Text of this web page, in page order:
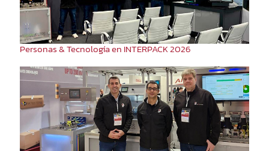
Personas & Tecnología en INTERPACK 2026